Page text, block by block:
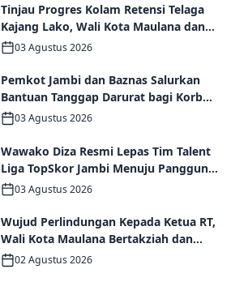
Tinjau Progres Kolam Retensi Telaga
Kajang Lako, Wali Kota Maulana dan
Komisi V DPR RI Optimistis Kota Jambi
03 Agustus 2026
Pemkot Jambi dan Baznas Salurkan
Bantuan Tanggap Darurat bagi Korban
Kebakaran Asrama Polda Jambi
03 Agustus 2026
Wawako Diza Resmi Lepas Tim Talent
Liga TopSkor Jambi Menuju Panggung
Nasional
03 Agustus 2026
Wujud Perlindungan Kepada Ketua RT,
Wali Kota Maulana Bertakziah dan
Serahkan Santunan Jaminan Kematian
kepada Ahli Waris
02 Agustus 2026